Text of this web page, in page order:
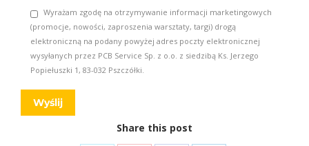
Wyrażam zgodę na otrzymywanie informacji marketingowych
(promocje, nowości, zaproszenia warsztaty, targi) drogą
elektroniczną na podany powyżej adres poczty elektronicznej
wysyłanych przez PCB Service Sp. z o.o. z siedzibą Ks. Jerzego
Popiełuszki 1, 83-032 Pszczółki.
Share this post